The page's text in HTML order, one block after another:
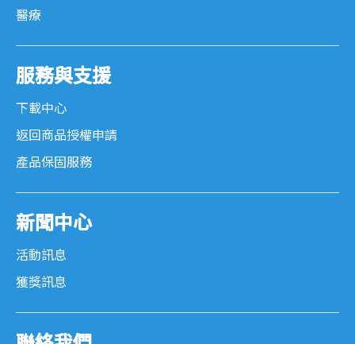
醫療
服務與支援
下載中心
返回商品授權申請
產品保固服務
新聞中心
活動訊息
獲獎訊息